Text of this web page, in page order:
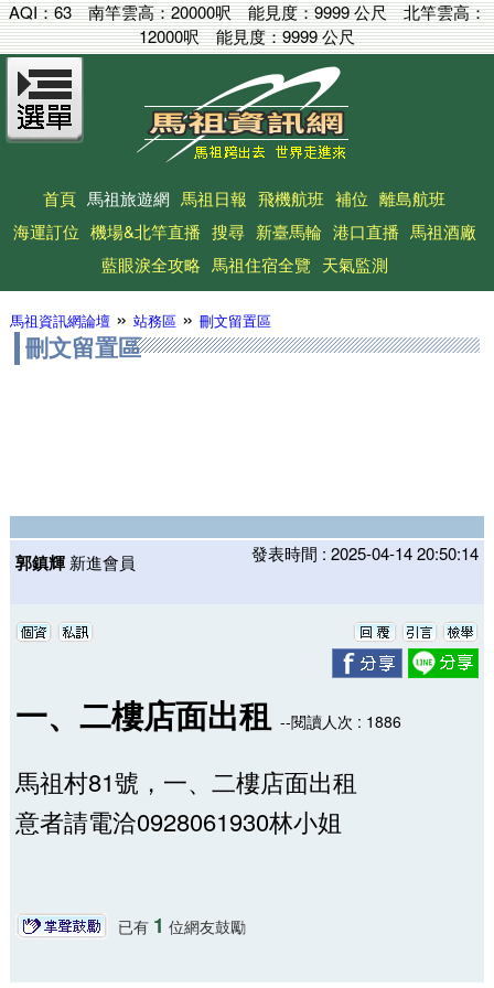
AQI：63 南竿雲高：20000呎能見度：9999 公尺北竿雲高：
12000呎能見度：9999 公尺
首頁 馬祖旅遊網 馬祖日報 飛機航班 補位 離島航班
海運訂位 機場&北竿直播 搜尋 新臺馬輪 港口直播 馬祖酒廠
藍眼淚全攻略 馬祖住宿全覽 天氣監測
馬祖資訊網論壇» 站務區» 刪文留置區
刪文留置區
郭鎮輝 新進會員 發表時間 : 2025-04-14 20:50:14
一、二樓店面出租 --閱讀人次 : 1886
馬祖村81號，一、二樓店面出租
意者請電洽0928061930林小姐
已有 1 位網友鼓勵